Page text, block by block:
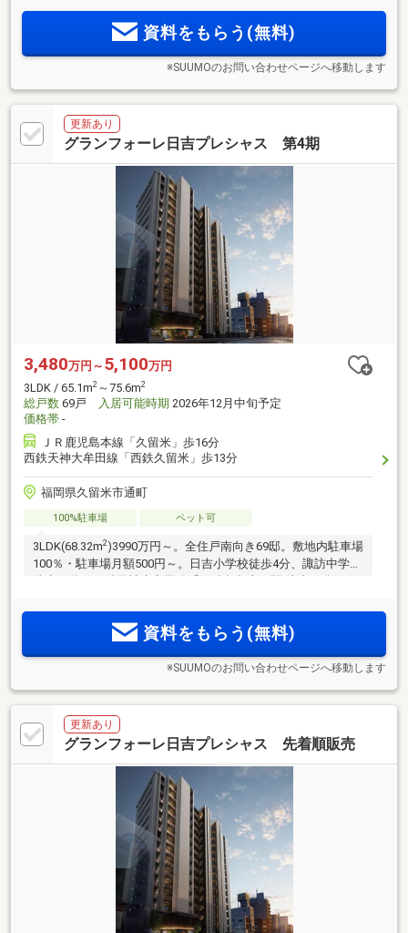
資料をもらう(無料)
※SUUMOのお問い合わせページへ移動します
更新あり
グランフォーレ日吉プレシャス 第4期
3,480万円～ 5,100万円
3LDK / 65.1m2 ～75.6m2
総戸数 69戸 入居可能時期 2026年12月中旬予定
価格帯 -
ＪＲ鹿児島本線「久留米」歩16分
西鉄天神大牟田線「西鉄久留米」歩13分
福岡県久留米市通町
100%駐車場 ペット可
3LDK(68.32m2)3990万円～。全住戸南向き69邸。敷地内駐車場
100％・駐車場月額500円～。日吉小学校徒歩4分、諏訪中学校
ス。
資料をもらう(無料)
※SUUMOのお問い合わせページへ移動します
更新あり
グランフォーレ日吉プレシャス 先着順販売